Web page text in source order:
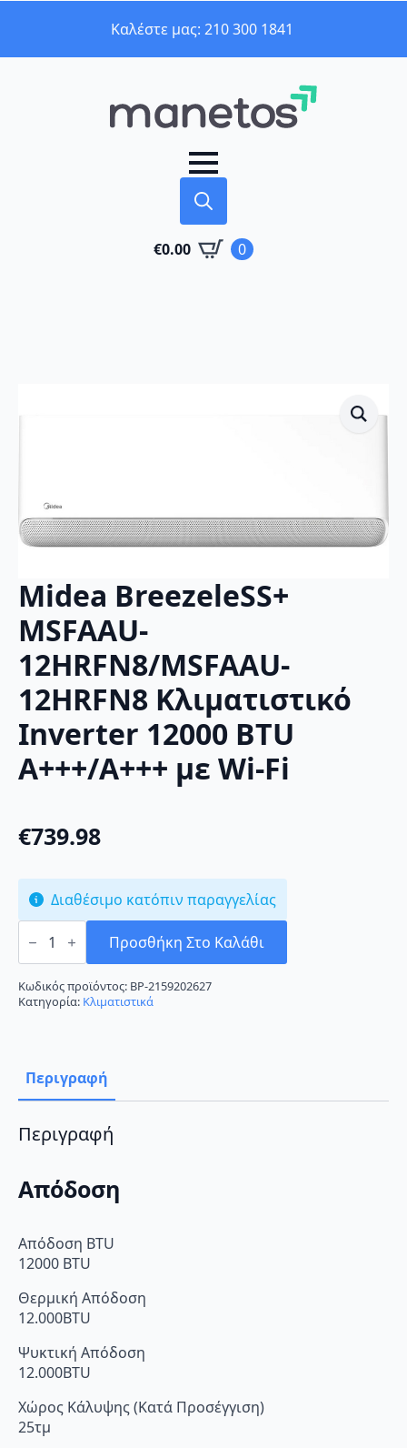
Καλέστε μας: 210 300 1841
for:
€0.00 0
Midea BreezeleSS+
MSFAAU-
12HRFN8/MSFAAU-
12HRFN8 Κλιματιστικό
Inverter 12000 BTU
A+++/A+++ με Wi-Fi
€739.98
Διαθέσιμο κατόπιν παραγγελίας
Midea
BreezeleSS+
12HRFN8/MSFAAU-
12HRFN8
Κλιματιστικό
Inverter
με
Wi-
Fi
Προσθήκη Στο Καλάθι
Κωδικός προϊόντος: BP-2159202627
Κατηγορία: Κλιματιστικά
Περιγραφή
Περιγραφή
Απόδοση
Απόδοση BTU
12000 BTU
Θερμική Απόδοση
12.000BTU
Ψυκτική Απόδοση
12.000BTU
Χώρος Κάλυψης (Κατά Προσέγγιση)
25τμ